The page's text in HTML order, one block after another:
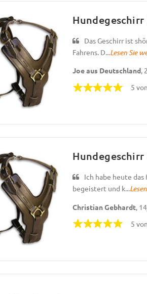
Das Geschirr ist
Fahrens. D...Lesen Sie
Joe aus Deutschland,
5
Ich habe heute
begeistert und k...
Christian Gebhardt,
5